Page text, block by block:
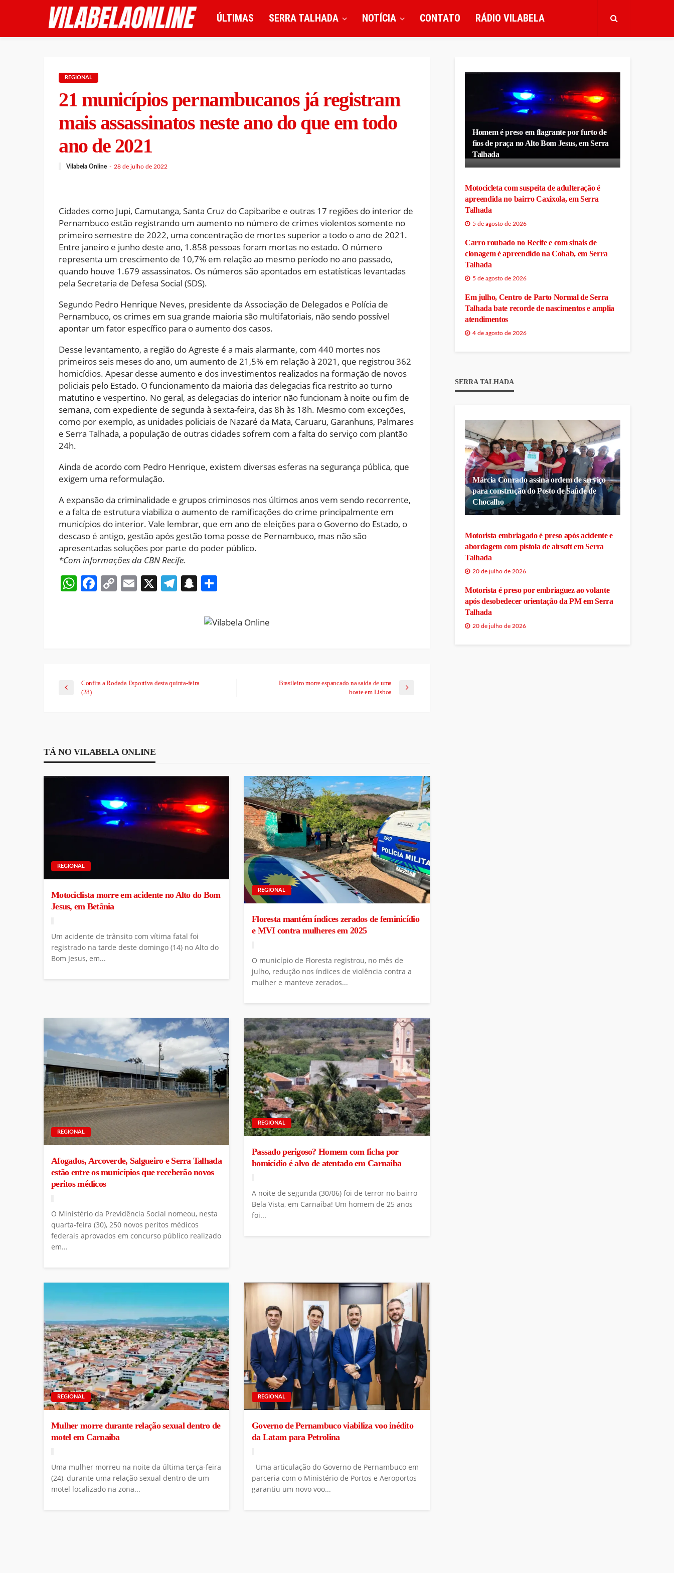
ÚLTIMAS SERRA TALHADA NOTÍCIA CONTATO RÁDIO VILABELA
REGIONAL
21 municípios pernambucanos já registram
mais assassinatos neste ano do que em todo
ano de 2021
Vilabela Online 28 de julho de 2022
Cidades como Jupi, Camutanga, Santa Cruz do Capibaribe e outras 17 regiões do interior de
Pernambuco estão registrando um aumento no número de crimes violentos somente no
primeiro semestre de 2022, uma concentração de mortes superior a todo o ano de 2021.
Entre janeiro e junho deste ano, 1.858 pessoas foram mortas no estado. O número
representa um crescimento de 10,7% em relação ao mesmo período no ano passado,
quando houve 1.679 assassinatos. Os números são apontados em estatísticas levantadas
pela Secretaria de Defesa Social (SDS).
Segundo Pedro Henrique Neves, presidente da Associação de Delegados e Polícia de
Pernambuco, os crimes em sua grande maioria são multifatoriais, não sendo possível
apontar um fator específico para o aumento dos casos.
Desse levantamento, a região do Agreste é a mais alarmante, com 440 mortes nos
primeiros seis meses do ano, um aumento de 21,5% em relação à 2021, que registrou 362
homicídios. Apesar desse aumento e dos investimentos realizados na formação de novos
policiais pelo Estado. O funcionamento da maioria das delegacias fica restrito ao turno
matutino e vespertino. No geral, as delegacias do interior não funcionam à noite ou fim de
semana, com expediente de segunda à sexta-feira, das 8h às 18h. Mesmo com exceções,
como por exemplo, as unidades policiais de Nazaré da Mata, Caruaru, Garanhuns, Palmares
e Serra Talhada, a população de outras cidades sofrem com a falta do serviço com plantão
24h.
Ainda de acordo com Pedro Henrique, existem diversas esferas na segurança pública, que
exigem uma reformulação.
A expansão da criminalidade e grupos criminosos nos últimos anos vem sendo recorrente,
e a falta de estrutura viabiliza o aumento de ramificações do crime principalmente em
municípios do interior. Vale lembrar, que em ano de eleições para o Governo do Estado, o
descaso é antigo, gestão após gestão toma posse de Pernambuco, mas não são
apresentadas soluções por parte do poder público.
*Com informações da CBN Recife.
WhatsApp
Facebook
CopyEmail
X Telegram
Snapchat
Confira a Rodada Esportiva desta quinta-feira
(28)
Brasileiro morre espancado na saída de uma
boate em Lisboa
TÁ NO VILABELA ONLINE
REGIONAL
Motociclista morre em acidente no Alto do Bom
Jesus, em Betânia
Um acidente de trânsito com vítima fatal foi
registrado na tarde deste domingo (14) no Alto do
Bom Jesus, em...
REGIONAL
Floresta mantém índices zerados de feminicídio
e MVI contra mulheres em 2025
O município de Floresta registrou, no mês de
julho, redução nos índices de violência contra a
mulher e manteve zerados...
REGIONAL
Afogados, Arcoverde, Salgueiro e Serra Talhada
estão entre os municípios que receberão novos
peritos médicos
O Ministério da Previdência Social nomeou, nesta
quarta-feira (30), 250 novos peritos médicos
federais aprovados em concurso público realizado
em...
REGIONAL
Passado perigoso? Homem com ficha por
homicídio é alvo de atentado em Carnaíba
A noite de segunda (30/06) foi de terror no bairro
Bela Vista, em Carnaíba! Um homem de 25 anos
foi...
REGIONAL
Mulher morre durante relação sexual dentro de
motel em Carnaíba
Uma mulher morreu na noite da última terça-feira
(24), durante uma relação sexual dentro de um
motel localizado na zona...
REGIONAL
Governo de Pernambuco viabiliza voo inédito
da Latam para Petrolina
Uma articulação do Governo de Pernambuco em
parceria com o Ministério de Portos e Aeroportos
garantiu um novo voo...
Homem é preso em flagrante por furto de
fios de praça no Alto Bom Jesus, em Serra
Talhada
Motocicleta com suspeita de adulteração é
apreendida no bairro Caxixola, em Serra
Talhada
5 de agosto de 2026
Carro roubado no Recife e com sinais de
clonagem é apreendido na Cohab, em Serra
Talhada
5 de agosto de 2026
Em julho, Centro de Parto Normal de Serra
Talhada bate recorde de nascimentos e amplia
atendimentos
4 de agosto de 2026
SERRA TALHADA
Márcia Conrado assina ordem de serviço
para construção do Posto de Saúde de
Chocalho
Motorista embriagado é preso após acidente e
abordagem com pistola de airsoft em Serra
Talhada
20 de julho de 2026
Motorista é preso por embriaguez ao volante
após desobedecer orientação da PM em Serra
Talhada
20 de julho de 2026